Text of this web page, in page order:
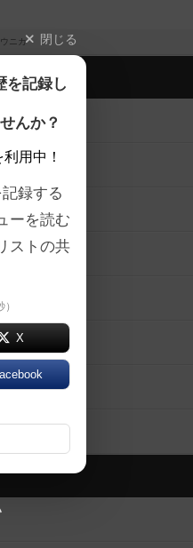
ウニカ 閉じる
を記録し
んか？
用中！
録する
ーを読む
ストの共
X